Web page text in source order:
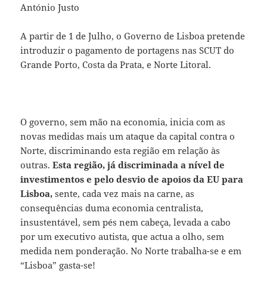
António Justo
A partir de 1 de Julho, o Governo de Lisboa pretende
introduzir o pagamento de portagens nas SCUT do
Grande Porto, Costa da Prata, e Norte Litoral.
O governo, sem mão na economia, inicia com as
novas medidas mais um ataque da capital contra o
Norte, discriminando esta região em relação às
outras.Esta região, já discriminada a nível de
investimentos e pelo desvio de apoios da EU para
Lisboa, sente, cada vez mais na carne, as
consequências duma economia centralista,
insustentável, sem pés nem cabeça, levada a cabo
por um executivo autista, que actua a olho, sem
medida nem ponderação. No Norte trabalha-se e em
“Lisboa” gasta-se!